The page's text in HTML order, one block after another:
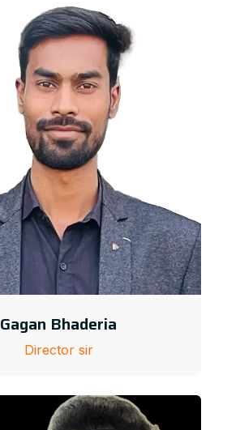
Gagan Bhaderia
Director sir